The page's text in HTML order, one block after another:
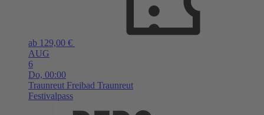
ab 129,00 €
AUG
6
Do, 00:00
Traunreut Freibad Traunreut
Festivalpass